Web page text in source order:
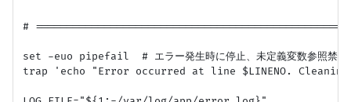
#
set -euo pipefail  # エラー発生時に停止、未定義変数参照禁止
trap 'echo "Error occurred at line $LINENO.